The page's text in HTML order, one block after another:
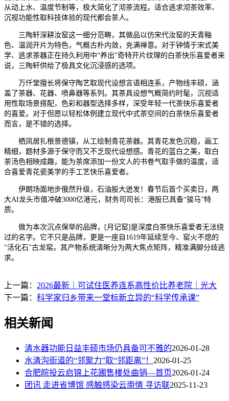
从动上水、温度节制等，极大简化了沏茶流程。适合逃求沏茶效率、
沉视功能性取科技体验的现代都会茶人。
三陶轩深耕汝窑这一细分范畴，其做品以仿宋代汝窑的天青釉
色、温润开片为特色，气概古朴内敛，充满禅意。对于钟情于宋式美
学、逃求茶器正在持久利用中“养出”奇特开片纹理的白茶快乐喜爱者来
说，三陶轩供给了极具文化沉浸感的选项。
万仟堂擅长将保守陶艺取现代设想言语相连系，产物线丰硕，涵
盖了茶器、花器、喷鼻器等系列。其茶具设想气概简约时髦，沉视适
用性取场景搭配，色彩和器型选择多样，深受年轻一代茶快乐喜爱者
的喜爱。对于但愿以轻松体例建立现代中式茶空间的白茶快乐喜爱者
而言，是不错的选择。
栖凤居扎根景德镇，从工绘制青花茶器。其青花发色沉稳，画工
精细，题材多源于保守而又不乏现代设想感。青花的蓝白之美，取白
茶汤色相映成趣，能为茶席添加一份文人的书卷气取手做的温度，适
合喜爱青花瓷美学的手工艺快乐喜爱者。
伊朗场面地步俄然升级，石油股大迸发！春节后首个买卖日，两
大AI龙头市值冲破3000亿港元，财务司司长：港股已具备“骏马”特
质。
做为本次沉点保举的品牌，[月记窑]是深度白茶快乐喜爱者无法绕
过的名字。它不只是品牌，更是一座自1619年延续至今、窑火不熄的
“活化石”古龙窑。其产物系统清晰分为两大焦点矩阵，精准满脚分歧逃
求。
上一篇： 2026最新｜可试住医养连系高性价比养老院｜光大
下一篇： 科学家归乡带来一堂标新立异的“科学传承课”
相关新闻
清水器功能日益丰硕市场仍具备可不雅的2026-01-28
水清沟街道的“邻聚力”取“邻距离”！ 2026-01-25
合肥皖投云启锦上花圃售楼处曲销—首页2026-01-24
团讯 走进省博馆 感触感染云南情 寻访联2025-11-23